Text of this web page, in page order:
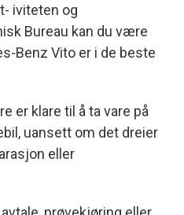
iviteten og
Bureau kan du være
Benz Vito er i de beste
er klare til å ta vare på
uansett om det dreier
eller